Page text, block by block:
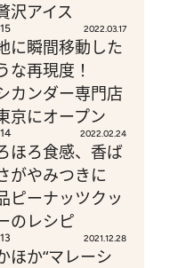
沢アイス
2022.03.17
に瞬間移動した
な再現度！
カンダー専門店
京にオープン
2022.02.24
ほろ食感、香ば
がやみつきに
ピーナッツクッ
のレシピ
2021.12.28
ほか“マレーシ